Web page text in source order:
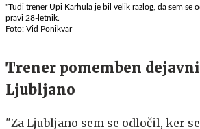
"Tudi trener Upi Karhula je bil velik razlog, da sem se
pravi 28-letnik.
Foto: Vid Ponikvar
Trener pomemben
Ljubljano
"Za Ljubljano sem se odločil, ker